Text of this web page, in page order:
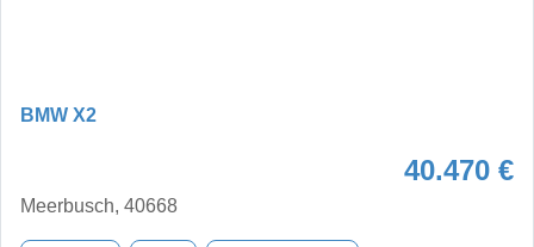
BMW X2
40.470 €
Meerbusch, 40668